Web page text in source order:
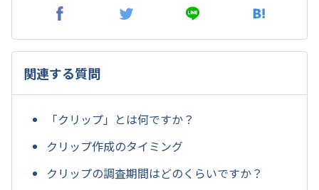
関連する質問
「クリップ」とは何ですか？
クリップ作成のタイミング
クリップの調査期間はどのくらいですか？